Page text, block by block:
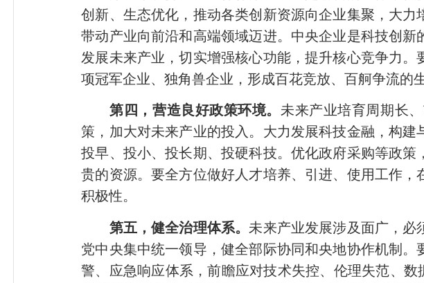
创新、生态优化，推动各类创新资源向企业集聚，大
带动产业向前沿和高端领域迈进。中央企业是科技创
发展未来产业，切实增强核心功能，提升核心竞争力
项冠军企业、独角兽企业，形成百花竞放、百舸争流的
第四，营造良好政策环境。 未来产业培育周期长
策，加大对未来产业的投入。大力发展科技金融，构
投早、投小、投长期、投硬科技。优化政府采购等政
贵的资源。要全方位做好人才培养、引进、使用工作
积极性。
第五，健全治理体系。 未来产业发展涉及面广，必
党中央集中统一领导，健全部际协同和央地协作机制
警、应急响应体系，前瞻应对技术失控、伦理失范、